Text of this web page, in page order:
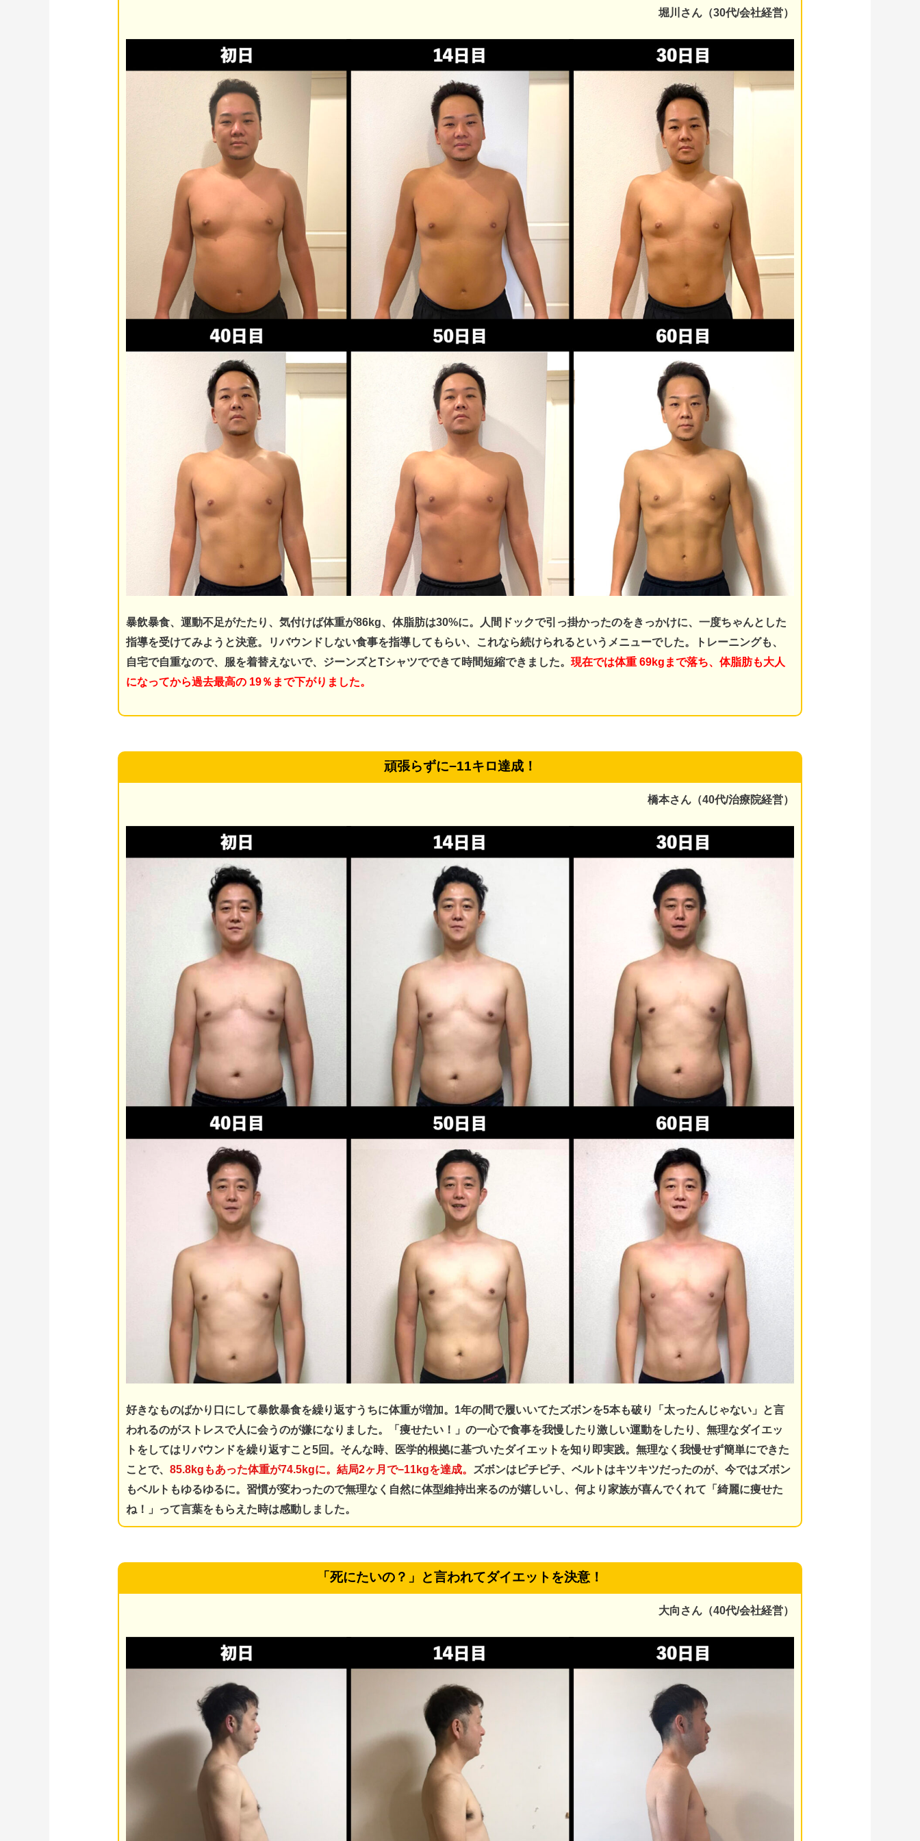
堀川さん（30代/会社経営）
暴飲暴食、運動不足がたたり、気付けば体重が86kg、体脂肪は30%に。
人間ドックで引っ掛かったのをきっかけに、一度ちゃんとした
指導を受けてみようと決意。
リバウンドしない食事を指導してもらい、これなら続けられるというメニューでした。
トレーニングも、
自宅で自重なので、服を着替えないで、ジーンズとTシャツでできて時間短縮できました。現在では体重 69kgまで落ち、体脂肪も大人
になってから過去最高の 19％まで下がりました。
頑張らずに−11キロ達成！
橋本さん（40代/治療院経営）
好きなものばかり口にして暴飲暴食を繰り返すうちに体重が増加。 1年の間で履いいてたズボンを5本も破り「太ったんじゃない」と言
われるのがストレスで人に会うのが嫌になりました。
「痩せたい！」の一心で食事を我慢したり激しい運動をしたり、無理なダイエッ
トをしてはリバウンドを繰り返すこと5回。 そんな時、医学的根拠に基づいたダイエットを知り即実践。無理なく我慢せず簡単にできた
ことで、85.8kgもあった体重が74.5kgに。結局2ヶ月で−11kgを達成。
ズボンはピチピチ、ベルトはキツキツだったのが、今ではズボン
もベルトもゆるゆるに。 習慣が変わったので無理なく自然に体型維持出来るのが嬉しいし、何より家族が喜んでくれて「綺麗に痩せた
ね！」って言葉をもらえた時は感動しました。
「死にたいの？」と言われてダイエットを決意！
大向さん（40代/会社経営）